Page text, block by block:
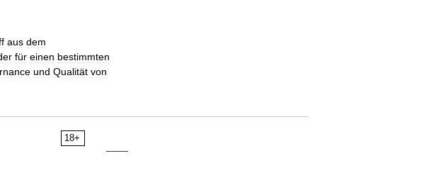
aus dem
für einen bestimmten
und Qualität von
18+